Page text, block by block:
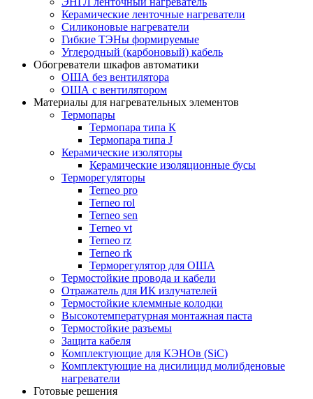
Керамические ленточные нагреватели
Силиконовые нагреватели
Гибкие ТЭНы формируемые
Углеродный (карбоновый) кабель
Обогреватели шкафов автоматики
ОША без вентилятора
ОША с вентилятором
Материалы для нагревательных элементов
Термопары
Термопара типа К
Термопара типа J
Керамические изоляторы
Керамические изоляционные бусы
Терморегуляторы
Terneo pro
Terneo rol
Terneo sen
Тerneo vt
Terneo rz
Terneo rk
Терморегулятор для ОША
Термостойкие провода и кабели
Отражатель для ИК излучателей
Термостойкие клеммные колодки
Высокотемпературная монтажная паста
Термостойкие разъемы
Защита кабеля
Комплектующие для КЭНОв (SiC)
Комплектующие на дисилицид молибденовые
нагреватели
Готовые решения